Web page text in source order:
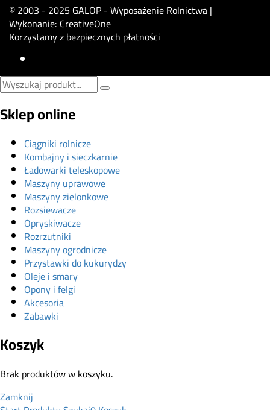
© 2003 - 2025 GALOP - Wyposażenie Rolnictwa |
Wykonanie: CreativeOne
Korzystamy z bezpiecznych płatności
Sklep online
Ciągniki rolnicze
Kombajny i sieczkarnie
Ładowarki teleskopowe
Maszyny uprawowe
Maszyny zielonkowe
Rozsiewacze
Opryskiwacze
Rozrzutniki
Maszyny ogrodnicze
Przystawki do kukurydzy
Oleje i smary
Opony i felgi
Akcesoria
Zabawki
Koszyk
Brak produktów w koszyku.
Zamknij